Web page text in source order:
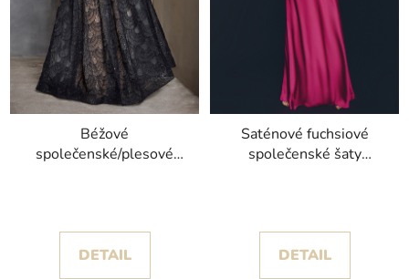
Béžové
společenské/plesové
DETAIL
Saténové fuchsiové
společenské šaty
DETAIL